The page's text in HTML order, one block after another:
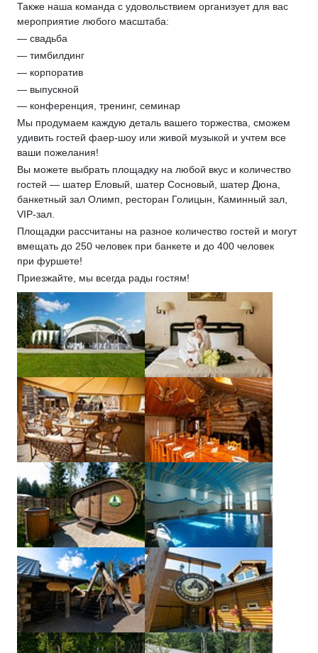
Также наша команда с удовольствием организует для вас
мероприятие любого масштаба:
— свадьба
— тимбилдинг
— корпоратив
— выпускной
— конференция, тренинг, семинар
Мы продумаем каждую деталь вашего торжества, сможем
удивить гостей фаер-шоу или живой музыкой и учтем все
ваши пожелания!
Вы можете выбрать площадку на любой вкус и количество
гостей — шатер Еловый, шатер Сосновый, шатер Дюна,
банкетный зал Олимп, ресторан Голицын, Каминный зал,
VIP-зал.
Площадки рассчитаны на разное количество гостей и могут
вмещать до 250 человек при банкете и до 400 человек
при фуршете!
Приезжайте, мы всегда рады гостям!